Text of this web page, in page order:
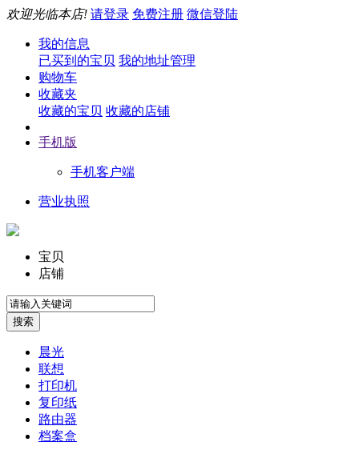
欢迎光临本店! 请登录 免费注册 微信登陆
我的信息
已买到的宝贝 我的地址管理
购物车
收藏夹
收藏的宝贝 收藏的店铺
手机版
手机客户端
营业执照
宝贝
店铺
晨光
联想
打印机
复印纸
路由器
档案盒